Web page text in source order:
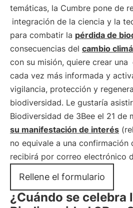
temáticas, la Cumbre pone de
integración de la ciencia y la
para combatir la pérdida de
consecuencias del cambio
con su misión, quiere crear una
cada vez más informada y
vigilancia, protección y
biodiversidad. Le gustaría
Biodiversidad de 3Bee el 21 de
su manifestación de interés
no equivale a una
recibirá por correo electrónico
Rellene el formulario
¿Cuándo se celebra